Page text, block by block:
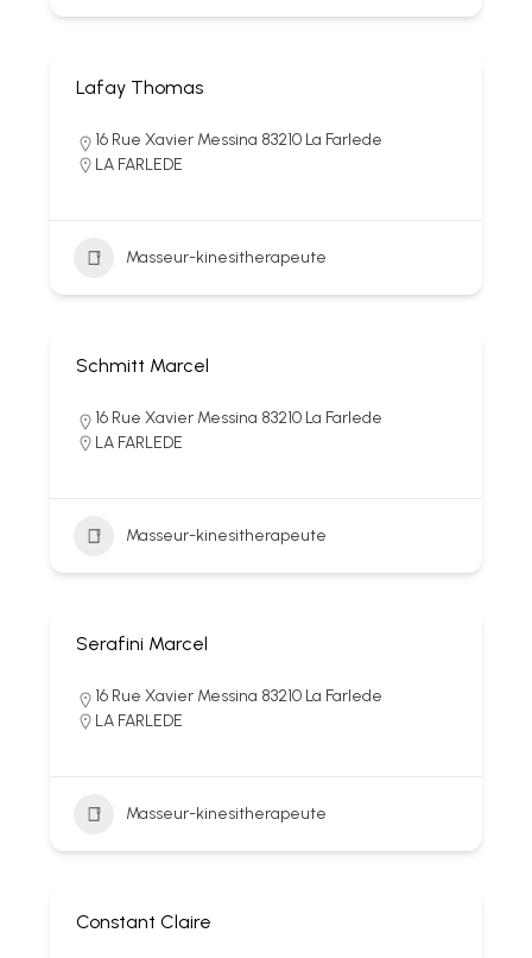
Lafay Thomas
16 Rue Xavier Messina 83210 La Farlede
LA FARLEDE
Masseur-kinesitherapeute
Schmitt Marcel
16 Rue Xavier Messina 83210 La Farlede
LA FARLEDE
Masseur-kinesitherapeute
Serafini Marcel
16 Rue Xavier Messina 83210 La Farlede
LA FARLEDE
Masseur-kinesitherapeute
Constant Claire